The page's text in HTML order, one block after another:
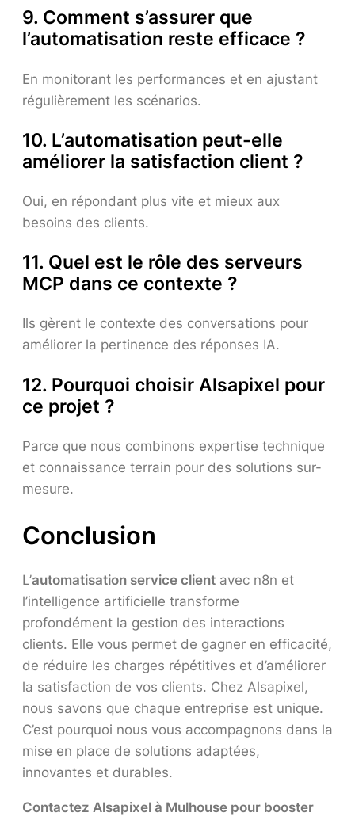
9. Comment s’assurer que
l’automatisation reste efficace ?
En monitorant les performances et en ajustant
régulièrement les scénarios.
10. L’automatisation peut-elle
améliorer la satisfaction client ?
Oui, en répondant plus vite et mieux aux
besoins des clients.
11. Quel est le rôle des serveurs
MCP dans ce contexte ?
Ils gèrent le contexte des conversations pour
améliorer la pertinence des réponses IA.
12. Pourquoi choisir Alsapixel pour
ce projet ?
Parce que nous combinons expertise technique
et connaissance terrain pour des solutions sur-
mesure.
Conclusion
L’automatisation service client avec n8n et
l’intelligence artificielle transforme
profondément la gestion des interactions
clients. Elle vous permet de gagner en efficacité,
de réduire les charges répétitives et d’améliorer
la satisfaction de vos clients. Chez Alsapixel,
nous savons que chaque entreprise est unique.
C’est pourquoi nous vous accompagnons dans la
mise en place de solutions adaptées,
innovantes et durables.
Contactez Alsapixel à Mulhouse pour booster